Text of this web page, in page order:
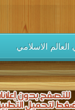
الاسلامي